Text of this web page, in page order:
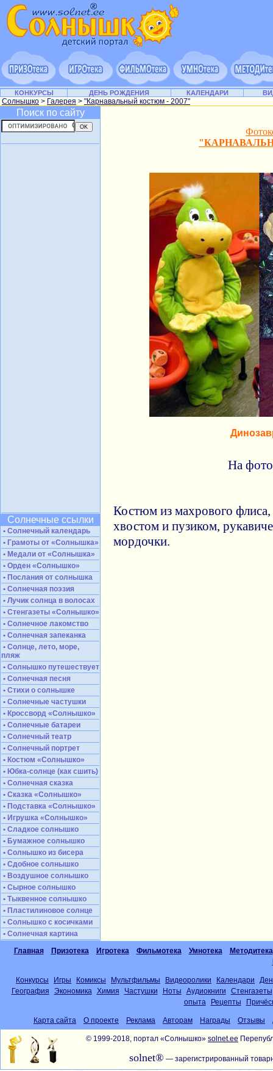
КОНКУРСЫ ДЕНЬ РОЖДЕНИЯ КАЛЕНДАРИ
Солнышко > Галерея > "Карнавальный костюм - 2007"
Поиск по сайту
Солнечные ссылки
• Солнечный календарь
• Грамоты от «Солнышка»
• Медали от «Солнышка»
• Орден «Солнышко»
• Послания от солнышка
• Солнечная поэзия
• Лучик солнца в волосах
• Стенгазеты «Солнышко»
• Солнечное лакомство
• Солнечная запеканка
• Солнце, лето, море,
пляж
• Солнышко путешествует
• Солнечная песня
• Стихи о солнышке
• Солнечные частушки
• Кроссворд «Солнышко»
• Солнечные батареи
• Солнечный театр
• Солнечный портрет
• Костюм «Солнышко»
• Юбка-солнце (как сшить)
• Солнечная сказка
• Сказка «Солнышко»
• Подставка «Солнышко»
• Игрушка «Солнышко»
• Сладкое солнышко
• Бумажное солнышко
• Солнышко из бисера
• Сдобное солнышко
• Воздушное солнышко
• Сырное солнышко
• Тыквенное солнышко
• Пластилиновое солнце
• Солнышко с косичками
• Солнечная картина
На
Костюм из махрового флиса,
хвостом и пузиком,
мордочки.
Главная Призотека Игротека Фильмотека Умнотека
Методитека
Конкурсы Игры Комиксы Мультфильмы Видеоролики Календари
География
Экономика Химия Частушки Ноты Аудиокниги
Стенгазеты
опыта
Рецепты
Карта сайта О проекте Реклама Авторам Награды Отзывы
© 1999-2018, портал «Солнышко» solnet.ee
solnet® — зарегистрированный